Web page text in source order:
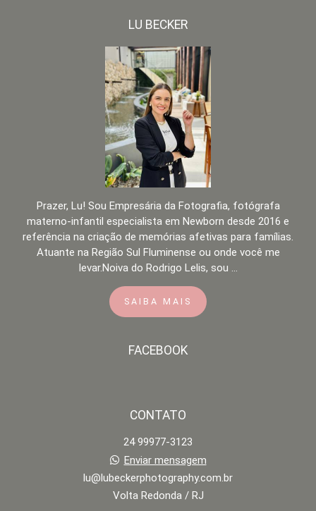
LU BECKER
Prazer, Lu! Sou Empresária da Fotografia, fotógrafa
materno-infantil especialista em Newborn desde 2016 e
referência na criação de memórias afetivas para famílias.
Atuante na Região Sul Fluminense ou onde você me
levar.Noiva do Rodrigo Lelis, sou ...
SAIBA MAIS
FACEBOOK
CONTATO
24 99977-3123
Enviar mensagem
lu@lubeckerphotography.com.br
Volta Redonda / RJ